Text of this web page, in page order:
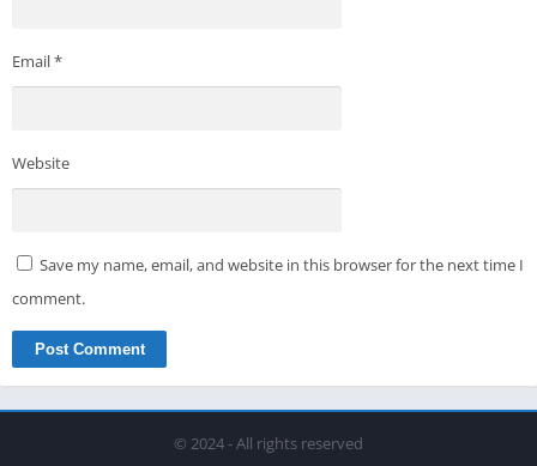
Email*
Website
Save my name, email, and website in this browser for the next time I
comment.
© 2024 - All rights reserved